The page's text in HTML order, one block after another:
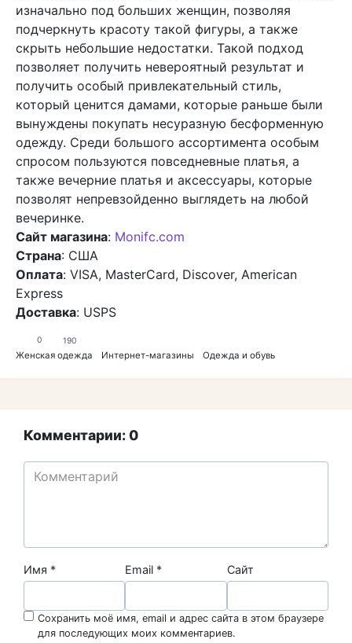
изначально под больших женщин, позволяя
подчеркнуть красоту такой фигуры, а также
скрыть небольшие недостатки. Такой подход
позволяет получить невероятный результат и
получить особый привлекательный стиль,
который ценится дамами, которые раньше были
вынуждены покупать несуразную бесформенную
одежду. Среди большого ассортимента особым
спросом пользуются повседневные платья, а
также вечерние платья и аксессуары, которые
позволят непревзойденно выглядеть на любой
вечеринке.
Сайт магазина: Monifc.com
Страна: США
Оплата: VISA, MasterCard, Discover, American
Express
Доставка: USPS
0 190
Женская одежда Интернет-магазины Одежда и обувь
Комментарии: 0
Имя * Email * Сайт
Сохранить моё имя, email и адрес сайта в этом браузере
для последующих моих комментариев.